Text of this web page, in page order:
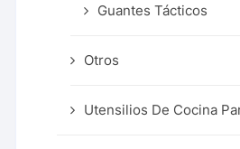
Guantes Tácticos
Otros
Utensilios De Cocina